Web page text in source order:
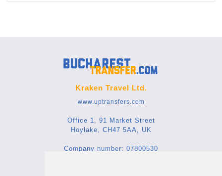
Kraken Travel Ltd.
www.uptransfers.com
Office 1, 91 Market Street
Hoylake, CH47 5AA, UK
Company number: 07800530